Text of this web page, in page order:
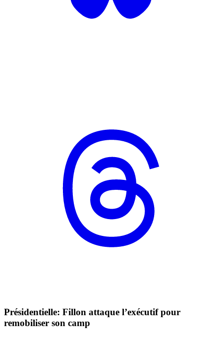
Présidentielle: Fillon attaque l’exécutif pour
remobiliser son camp